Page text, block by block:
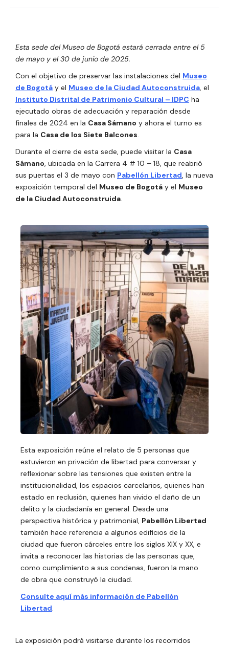
Esta sede del Museo de Bogotá estará cerrada entre el 5
de mayo y el 30 de junio de 2025.
Con el objetivo de preservar las instalaciones del Museo
de Bogotá y el Museo de la Ciudad Autoconstruida, el
Instituto Distrital de Patrimonio Cultural – IDPC ha
ejecutado obras de adecuación y reparación desde
finales de 2024 en la Casa Sámano y ahora el turno es
para la Casa de los Siete Balcones.
Durante el cierre de esta sede, puede visitar la Casa
Sámano, ubicada en la Carrera 4 # 10 – 18, que reabrió
sus puertas el 3 de mayo con Pabellón Libertad, la nueva
exposición temporal del Museo de Bogotá y el Museo
de la Ciudad Autoconstruida.
Esta exposición reúne el relato de 5 personas que
estuvieron en privación de libertad para conversar y
reflexionar sobre las tensiones que existen entre la
institucionalidad, los espacios carcelarios, quienes han
estado en reclusión, quienes han vivido el daño de un
delito y la ciudadanía en general. Desde una
perspectiva histórica y patrimonial, Pabellón Libertad
también hace referencia a algunos edificios de la
ciudad que fueron cárceles entre los siglos XIX y XX, e
invita a reconocer las historias de las personas que,
como cumplimiento a sus condenas, fueron la mano
de obra que construyó la ciudad.
Consulte aquí más información de Pabellón
Libertad.
La exposición podrá visitarse durante los recorridos